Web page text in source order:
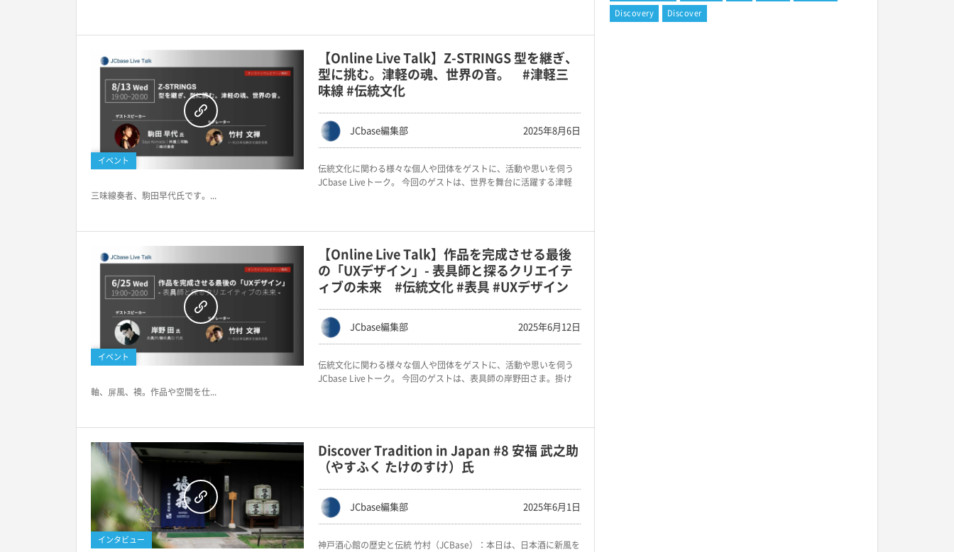
イベント
【Online Live Talk】Z-STRINGS 型を継ぎ、
型に挑む。津軽の魂、世界の音。 #津軽三
味線 #伝統文化
JCbase編集部 2025年8月6日
伝統文化に関わる様々な個人や団体をゲストに、活動や思いを伺う
JCbase Liveトーク。 今回のゲストは、世界を舞台に活躍する津軽
三味線奏者、駒田早代氏です。...
イベント
【Online Live Talk】作品を完成させる最後
の「UXデザイン」- 表具師と探るクリエイテ
ィブの未来 #伝統文化 #表具 #UXデザイン
JCbase編集部 2025年6月12日
伝統文化に関わる様々な個人や団体をゲストに、活動や思いを伺う
JCbase Liveトーク。 今回のゲストは、表具師の岸野田さま。掛け
軸、屏風、襖。作品や空間を仕...
インタビュー
Discover Tradition in Japan #8 安福 武之助
（やすふく たけのすけ）氏
JCbase編集部 2025年6月1日
神戸酒心館の歴史と伝統 竹村（JCBase）：本日は、日本酒に新風を
Discovery
Discover